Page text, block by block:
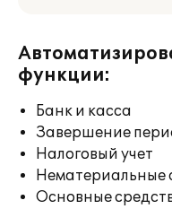
функции:
Банк и касса
Завершение
Налоговый учет
Нематериальные
Основные